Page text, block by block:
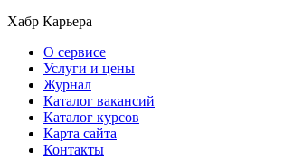
Хабр Карьера
О сервисе
Услуги и цены
Журнал
Каталог вакансий
Каталог курсов
Карта сайта
Контакты